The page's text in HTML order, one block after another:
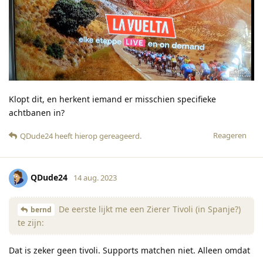
Klopt dit, en herkent iemand er misschien specifieke
achtbanen in?
Reageren
QDude24heeft hierop gereageerd.
QDude24 14 aug. 2023
bernd
De eerste lijkt me een Zierer Tivoli (in Spanje?)
te zijn:
Dat is zeker geen tivoli. Supports matchen niet. Alleen omdat